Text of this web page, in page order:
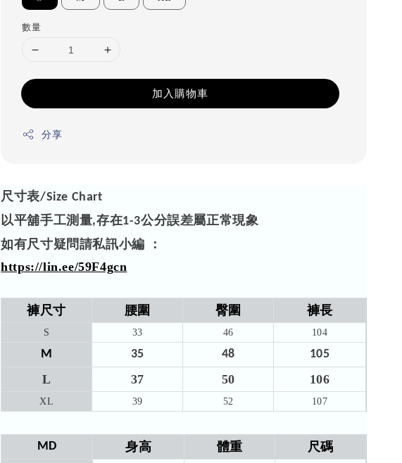
數量
加入購物車
分享
尺寸表/Size Chart
以平舖手工測量,存在1-3公分誤差屬正常現象
如有尺寸疑問請私訊小編 ：
https://lin.ee/59F4gcn
褲尺寸 腰圍 臀圍 褲長
S 33 46 104
M 35 48 105
L 37 50 106
XL 39 52 107
MD 身高 體重 尺碼